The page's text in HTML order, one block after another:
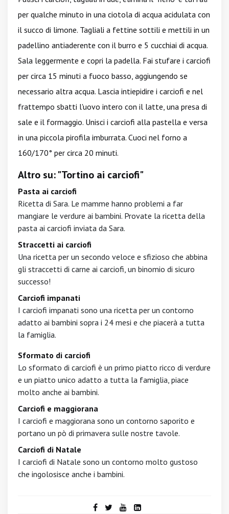
per qualche minuto in una ciotola di acqua acidulata con
il succo di limone. Tagliali a fettine sottili e mettili in un
padellino antiaderente con il burro e 5 cucchiai di acqua.
Sala leggermente e copri la padella. Fai stufare i carciofi
per circa 15 minuti a fuoco basso, aggiungendo se
necessario altra acqua. Lascia intiepidire i carciofi e nel
frattempo sbatti l'uovo intero con il latte, una presa di
sale e il formaggio. Unisci i carciofi alla pastella e versa
in una piccola pirofila imburrata. Cuoci nel forno a
160/170° per circa 20 minuti.
Altro su: "Tortino ai carciofi"
Pasta ai carciofi
Ricetta di Sara. Le mamme hanno problemi a far
mangiare le verdure ai bambini. Provate la ricetta della
pasta ai carciofi inviata da Sara.
Straccetti ai carciofi
Una ricetta per un secondo veloce e sfizioso che abbina
gli straccetti di carne ai carciofi, un binomio di sicuro
successo!
Carciofi impanati
I carciofi impanati sono una ricetta per un contorno
adatto ai bambini sopra i 24 mesi e che piacerà a tutta
la famiglia.
Sformato di carciofi
Lo sformato di carciofi è un primo piatto ricco di verdure
e un piatto unico adatto a tutta la famiglia, piace
molto anche ai bambini.
Carciofi e maggiorana
I carciofi e maggiorana sono un contorno saporito e
portano un pò di primavera sulle nostre tavole.
Carciofi di Natale
I carciofi di Natale sono un contorno molto gustoso
che ingolosisce anche i bambini.